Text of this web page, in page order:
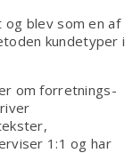
og blev som en af
kundetyper i
om forretnings-
1:1 og har